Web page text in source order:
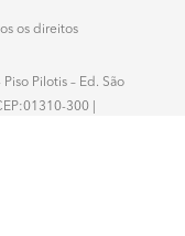
os direitos
Pilotis – Ed. São
300 |